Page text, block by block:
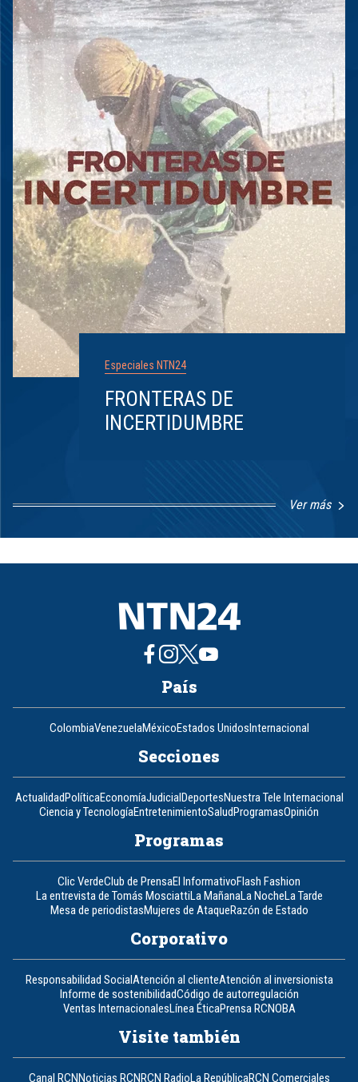
Especiales NTN24
FRONTERAS DE
INCERTIDUMBRE
Ver más
1
8
País
ColombiaVenezuelaMéxicoEstados UnidosInternacional
Secciones
ActualidadPolíticaEconomíaJudicialDeportesNuestra Tele Internacional
Ciencia y TecnologíaEntretenimientoSaludProgramasOpinión
Programas
Clic VerdeClub de PrensaEl InformativoFlash Fashion
La entrevista de Tomás MosciattiLa MañanaLa NocheLa Tarde
Mesa de periodistasMujeres de AtaqueRazón de Estado
Corporativo
Responsabilidad SocialAtención al clienteAtención al inversionista
Informe de sostenibilidadCódigo de autorregulación
Ventas InternacionalesLínea ÉticaPrensa RCNOBA
Visite también
Canal RCNNoticias RCNRCN RadioLa RepúblicaRCN Comerciales